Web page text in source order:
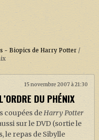
- Biopics de Harry Potter/
15 novembre 2007 à 21:30
DU PHÉNIX
coupées deHarry Potter
sur le DVD (sortie le
le repas de Sibylle